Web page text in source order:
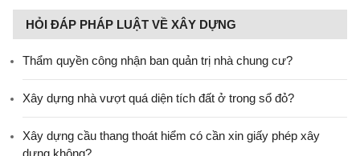
HỎI ĐÁP PHÁP LUẬT VỀ XÂY DỰNG
Thẩm quyền công nhận ban quản trị nhà chung cư?
Xây dựng nhà vượt quá diện tích đất ở trong sổ đỏ?
Xây dựng cầu thang thoát hiểm có cần xin giấy phép xây
dựng không?